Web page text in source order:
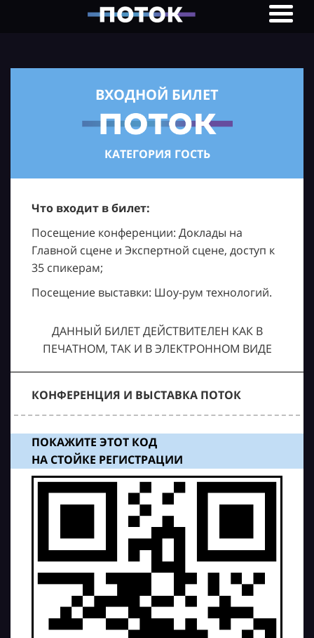
ВХОДНОЙ БИЛЕТ
КАТЕГОРИЯ ГОСТЬ
Что входит в билет:
Посещение конференции: Доклады на
Главной сцене и Экспертной сцене, доступ к
35 спикерам;
Посещение выставки: Шоу-рум технологий.
ДАННЫЙ БИЛЕТ ДЕЙСТВИТЕЛЕН КАК В
ПЕЧАТНОМ, ТАК И В ЭЛЕКТРОННОМ ВИДЕ
КОНФЕРЕНЦИЯ И ВЫСТАВКА ПОТОК
ПОКАЖИТЕ ЭТОТ КОД
НА СТОЙКЕ РЕГИСТРАЦИИ